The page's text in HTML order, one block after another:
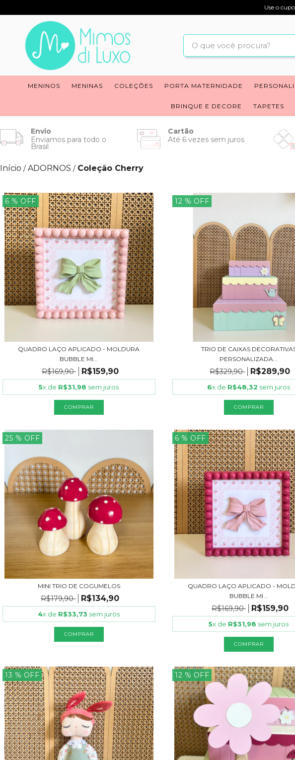
Use o
MENINOS MENINAS COLEÇÕES PORTA MATERNIDADE
BRINQUE E DECORE TAPETES
Envio
Enviamos para todo o
Brasil
Cartão
Até 6 vezes sem juros
Início / ADORNOS / Coleção Cherry
6 % OFF
QUADRO LAÇO APLICADO - MOLDURA
BUBBLE MI...
R$169,90 R$159,90
5x de R$31,98 sem juros
12 % OFF
TRIO DE CAIXAS
PERSONALIZADA...
R$329,90 R$289,90
6x de R$48,32 sem juros
25 % OFF
MINI TRIO DE COGUMELOS
R$179,90 R$134,90
4x de R$33,73 sem juros
6 % OFF
QUADRO LAÇO APLICADO -
BUBBLE MI...
R$169,90 R$159,90
5x de R$31,98 sem juros
13 % OFF 12 % OFF